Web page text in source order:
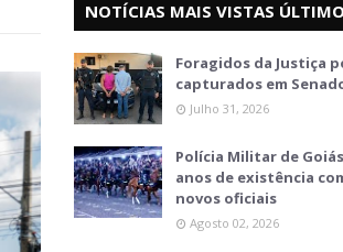
NOTÍCIAS MAIS VISTAS
Foragidos da Justiça
capturados em
Julho 31, 2026
Polícia Militar de
anos de existência
novos oficiais
Agosto 02, 2026